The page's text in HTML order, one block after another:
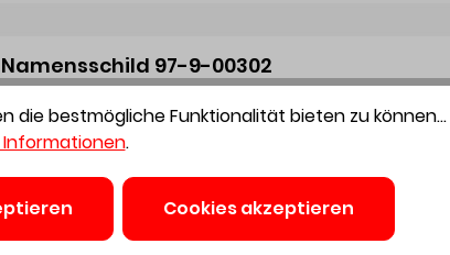
Namensschild 97-9-00302
die bestmögliche Funktionalität bieten zu können...
Informationen.
Cookies akzeptieren